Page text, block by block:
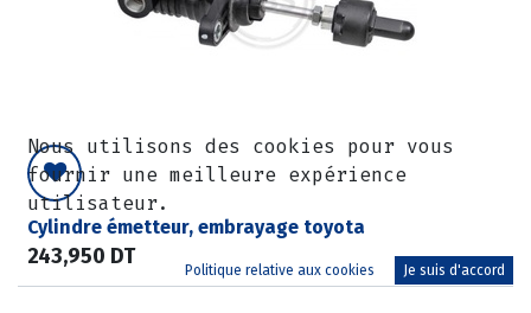
Cylindre émetteur, embrayage toyota
243,950 DT
Nous utilisons des cookies pour vous
fournir une meilleure expérience
utilisateur.
Politique relative aux cookies Je suis d'accord